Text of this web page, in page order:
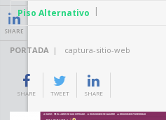
SHARE
Piso Alternativo
PORTADA | captura-sitio-web
SHARE TWEET SHARE